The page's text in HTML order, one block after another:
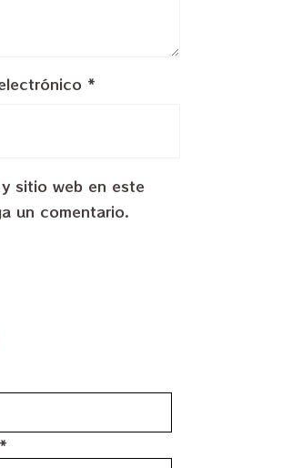
*
sitio web en este
un comentario.
*